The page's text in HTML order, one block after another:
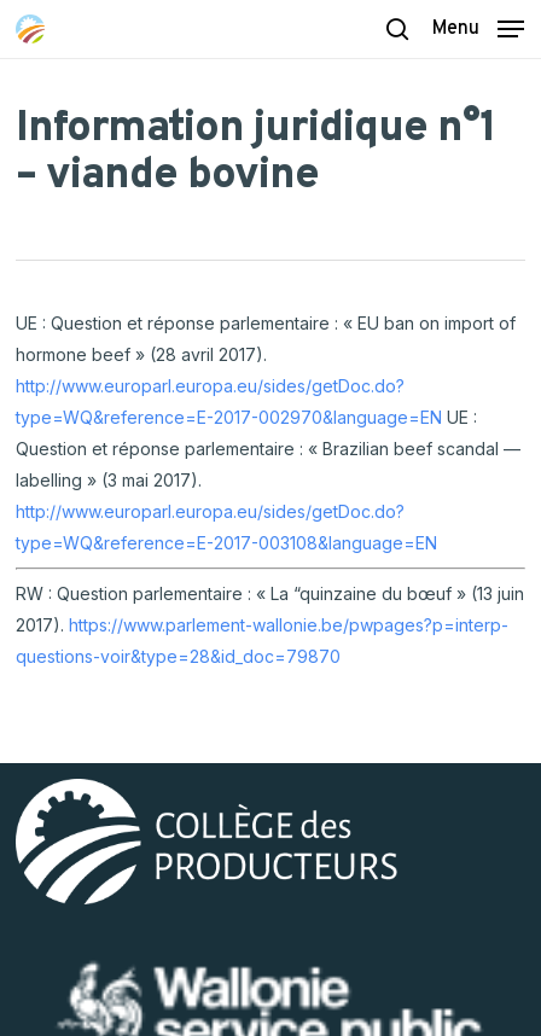
Skip
content
Menu
Information juridique n°1
– viande bovine
UE : Question et réponse parlementaire : « EU ban on import of
hormone beef » (28 avril 2017).
http://www.europarl.europa.eu/sides/getDoc.do?
type=WQ&reference=E-2017-002970&language=EN UE :
Question et réponse parlementaire : « Brazilian beef scandal —
labelling » (3 mai 2017).
http://www.europarl.europa.eu/sides/getDoc.do?
type=WQ&reference=E-2017-003108&language=EN
RW : Question parlementaire : « La “quinzaine du bœuf » (13 juin
2017).https://www.parlement-wallonie.be/pwpages?p=interp-
questions-voir&type=28&id_doc=79870